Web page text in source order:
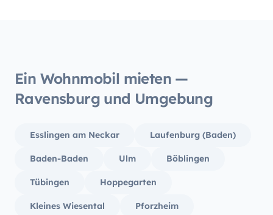
Ein Wohnmobil mieten —
Ravensburg und Umgebung
Esslingen am Neckar Laufenburg (Baden)
Baden-Baden Ulm Böblingen
Tübingen Hoppegarten
Kleines Wiesental Pforzheim